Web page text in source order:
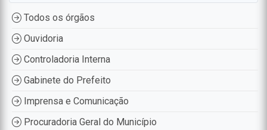
Todos os órgãos
Ouvidoria
Controladoria Interna
Gabinete do Prefeito
Imprensa e Comunicação
Procuradoria Geral do Município